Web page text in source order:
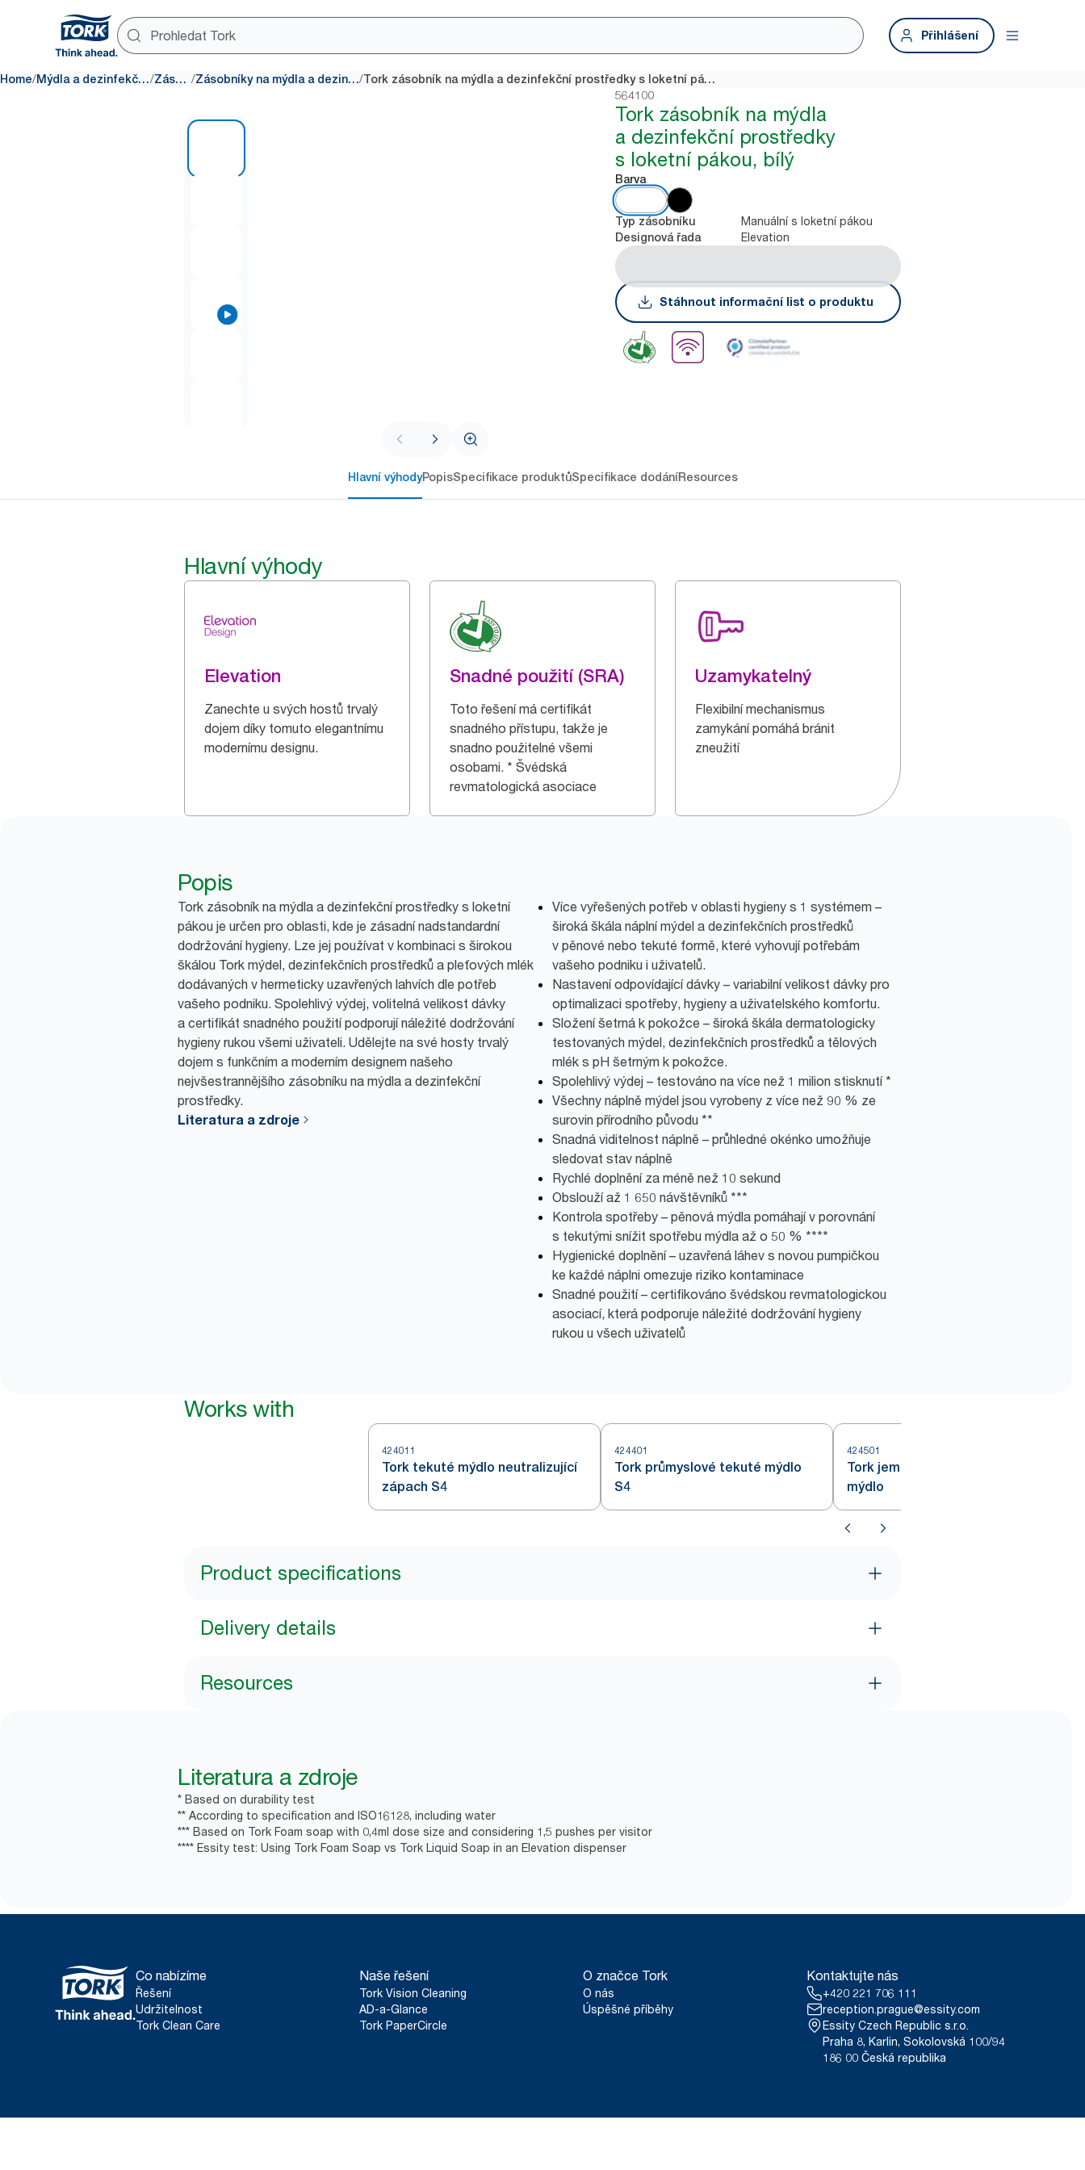
Přihlášení
Home/ Mýdla a dezinfekční prostředky/ Zásobníky / Zásobníky na mýdla a dezinfekční prostředky/ Tork zásobník na mýdla a dezinfekční prostředky s loketní pákou, bílý
564100
Tork zásobník na mýdla
a dezinfekční prostředky
s loketní pákou, bílý
Barva
Typ zásobníku Manuální s loketní pákou
Designová řada Elevation
Stáhnout informační list o produktu
Hlavní výhodyPopisSpecifikace produktůSpecifikace dodáníResources
Hlavní výhody
Elevation
Zanechte u svých hostů trvalý
dojem díky tomuto elegantnímu
modernímu designu.
Snadné použití (SRA)
Toto řešení má certifikát
snadného přístupu, takže je
snadno použitelné všemi
osobami. * Švédská
revmatologická asociace
Uzamykatelný
Flexibilní mechanismus
zamykání pomáhá bránit
zneužití
Popis
Tork zásobník na mýdla a dezinfekční prostředky s loketní
pákou je určen pro oblasti, kde je zásadní nadstandardní
dodržování hygieny. Lze jej používat v kombinaci s širokou
škálou Tork mýdel, dezinfekčních prostředků a pleťových mlék
dodávaných v hermeticky uzavřených lahvích dle potřeb
vašeho podniku. Spolehlivý výdej, volitelná velikost dávky
a certifikát snadného použití podporují náležité dodržování
hygieny rukou všemi uživateli. Udělejte na své hosty trvalý
dojem s funkčním a moderním designem našeho
nejvšestrannějšího zásobníku na mýdla a dezinfekční
prostředky.
Literatura a zdroje
Více vyřešených potřeb v oblasti hygieny s 1 systémem –
široká škála náplní mýdel a dezinfekčních prostředků
v pěnové nebo tekuté formě, které vyhovují potřebám
vašeho podniku i uživatelů.
Nastavení odpovídající dávky – variabilní velikost dávky pro
optimalizaci spotřeby, hygieny a uživatelského komfortu.
Složení šetrná k pokožce – široká škála dermatologicky
testovaných mýdel, dezinfekčních prostředků a tělových
mlék s pH šetrným k pokožce.
Spolehlivý výdej – testováno na více než 1 milion stisknutí *
Všechny náplně mýdel jsou vyrobeny z více než 90 % ze
surovin přírodního původu **
Snadná viditelnost náplně – průhledné okénko umožňuje
sledovat stav náplně
Rychlé doplnění za méně než 10 sekund
Obslouží až 1 650 návštěvníků ***
Kontrola spotřeby – pěnová mýdla pomáhají v porovnání
s tekutými snížit spotřebu mýdla až o 50 % ****
Hygienické doplnění – uzavřená láhev s novou pumpičkou
ke každé náplni omezuje riziko kontaminace
Snadné použití – certifikováno švédskou revmatologickou
asociací, která podporuje náležité dodržování hygieny
rukou u všech uživatelů
Works with
424011
Tork tekuté mýdlo neutralizující
zápach S4
424401
Tork průmyslové tekuté mýdlo
S4
424501
Tork jemně parfémované tekuté
mýdlo
Product specifications
Delivery details
Resources
Literatura a zdroje
* Based on durability test
** According to specification and ISO16128, including water
*** Based on Tork Foam soap with 0,4ml dose size and considering 1,5 pushes per visitor
**** Essity test: Using Tork Foam Soap vs Tork Liquid Soap in an Elevation dispenser
Co nabízíme
Řešení
Udržitelnost
Tork Clean Care
Naše řešení
Tork Vision Cleaning
AD-a-Glance
Tork PaperCircle
O značce Tork
O nás
Úspěšné příběhy
Kontaktujte nás
+420 221 706 111
reception.prague@essity.com
Essity Czech Republic s.r.o.
Praha 8, Karlin, Sokolovská 100/94
186 00 Česká republika